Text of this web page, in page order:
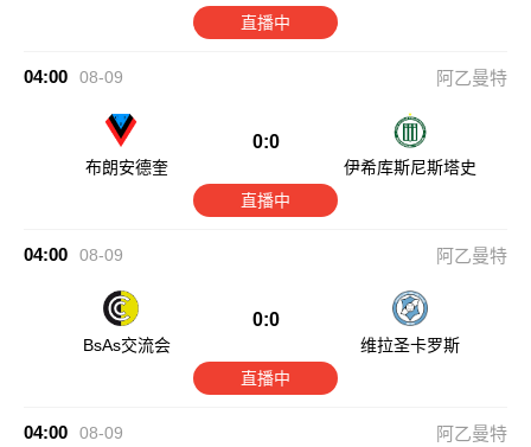
直播中
04:00 08-09 阿乙曼特
布朗安德奎
0:0
伊希库斯尼斯塔史
直播中
04:00 08-09 阿乙曼特
BsAs交流会
0:0
维拉圣卡罗斯
直播中
04:00 08-09 阿乙曼特